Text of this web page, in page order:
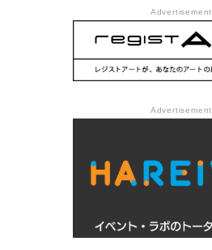
Advertisement
Advertisement